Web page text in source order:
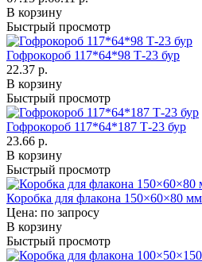
В корзину
Быстрый просмотр
Гофрокороб 117*64*98 Т-23 бур
22.37 р.
В корзину
Быстрый просмотр
Гофрокороб 117*64*187 Т-23 бур
23.66 р.
В корзину
Быстрый просмотр
Коробка для флакона 150×60×80 мм
Цена: по запросу
В корзину
Быстрый просмотр